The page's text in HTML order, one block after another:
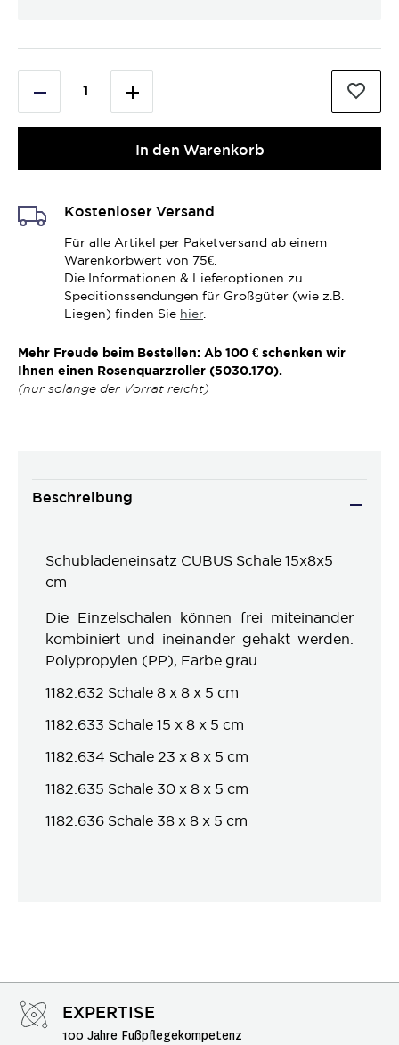
In den Warenkorb
Kostenloser Versand
Für alle Artikel per Paketversand ab einem
Warenkorbwert von 75€.
Die Informationen & Lieferoptionen zu
Speditionssendungen für Großgüter (wie z.B.
Liegen) finden Sie hier.
Mehr Freude beim Bestellen: Ab 100 € schenken wir
Ihnen einen Rosenquarzroller (5030.170).
(nur solange der Vorrat reicht)
Beschreibung
Schubladeneinsatz CUBUS Schale 15x8x5
cm
Die Einzelschalen können frei miteinander
kombiniert und ineinander gehakt werden.
Polypropylen (PP), Farbe grau
1182.632 Schale 8 x 8 x 5 cm
1182.633 Schale 15 x 8 x 5 cm
1182.634 Schale 23 x 8 x 5 cm
1182.635 Schale 30 x 8 x 5 cm
1182.636 Schale 38 x 8 x 5 cm
EXPERTISE
100 Jahre Fußpflegekompetenz